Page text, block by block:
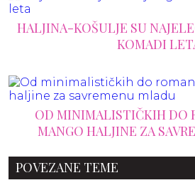
HALJINA-KOŠULJE SU
KOMADI
OD MINIMALISTIČKIH DO
MANGO HALJINE ZA
POVEZANE TEME